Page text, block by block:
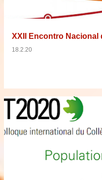
XXII Encontro
18.2.20